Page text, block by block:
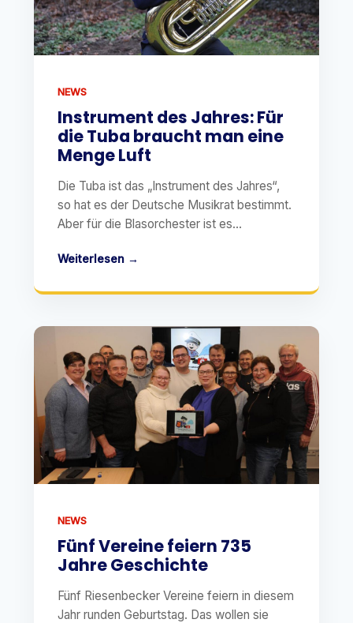
NEWS
Instrument des Jahres: Für
die Tuba braucht man eine
Menge Luft
Die Tuba ist das „Instrument des Jahres“,
so hat es der Deutsche Musikrat bestimmt.
Aber für die Blasorchester ist es...
Weiterlesen →
NEWS
Fünf Vereine feiern 735
Jahre Geschichte
Fünf Riesenbecker Vereine feiern in diesem
Jahr runden Geburtstag. Das wollen sie